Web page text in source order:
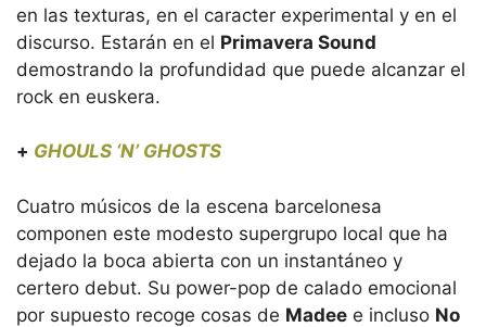
en las texturas, en el caracter experimental y en el
discurso. Estarán en el Primavera Sound
demostrando la profundidad que puede alcanzar el
rock en euskera.
+ GHOULS ‘N’ GHOSTS
Cuatro músicos de la escena barcelonesa
componen este modesto supergrupo local que ha
dejado la boca abierta con un instantáneo y
certero debut. Su power-pop de calado emocional
por supuesto recoge cosas de Madee e incluso No